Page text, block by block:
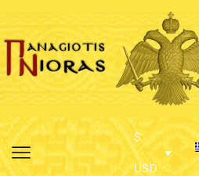
$
USD